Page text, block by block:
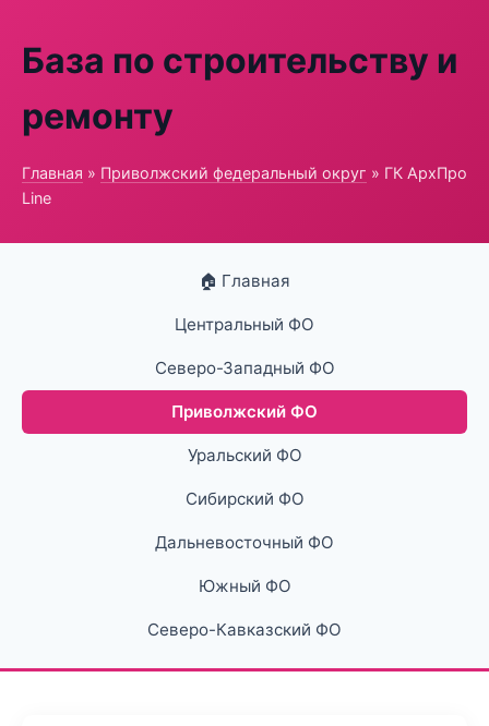
База по строительству и
ремонту
Главная » Приволжский федеральный округ » ГК АрхПро
Line
🏠 Главная
Центральный ФО
Северо-Западный ФО
Приволжский ФО
Уральский ФО
Сибирский ФО
Дальневосточный ФО
Южный ФО
Северо-Кавказский ФО